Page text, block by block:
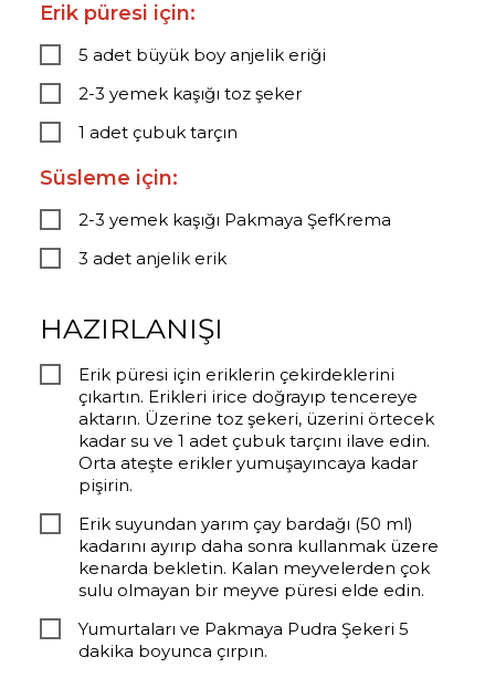
Erik püresi için:
5 adet büyük boy anjelik eriği
2-3 yemek kaşığı toz şeker
1 adet çubuk tarçın
Süsleme için:
2-3 yemek kaşığı Pakmaya ŞefKrema
3 adet anjelik erik
HAZIRLANIŞI
Erik püresi için eriklerin çekirdeklerini
çıkartın. Erikleri irice doğrayıp tencereye
aktarın. Üzerine toz şekeri, üzerini örtecek
kadar su ve 1 adet çubuk tarçını ilave edin.
Orta ateşte erikler yumuşayıncaya kadar
pişirin.
Erik suyundan yarım çay bardağı (50 ml)
kadarını ayırıp daha sonra kullanmak üzere
kenarda bekletin. Kalan meyvelerden çok
sulu olmayan bir meyve püresi elde edin.
Yumurtaları ve Pakmaya Pudra Şekeri 5
dakika boyunca çırpın.